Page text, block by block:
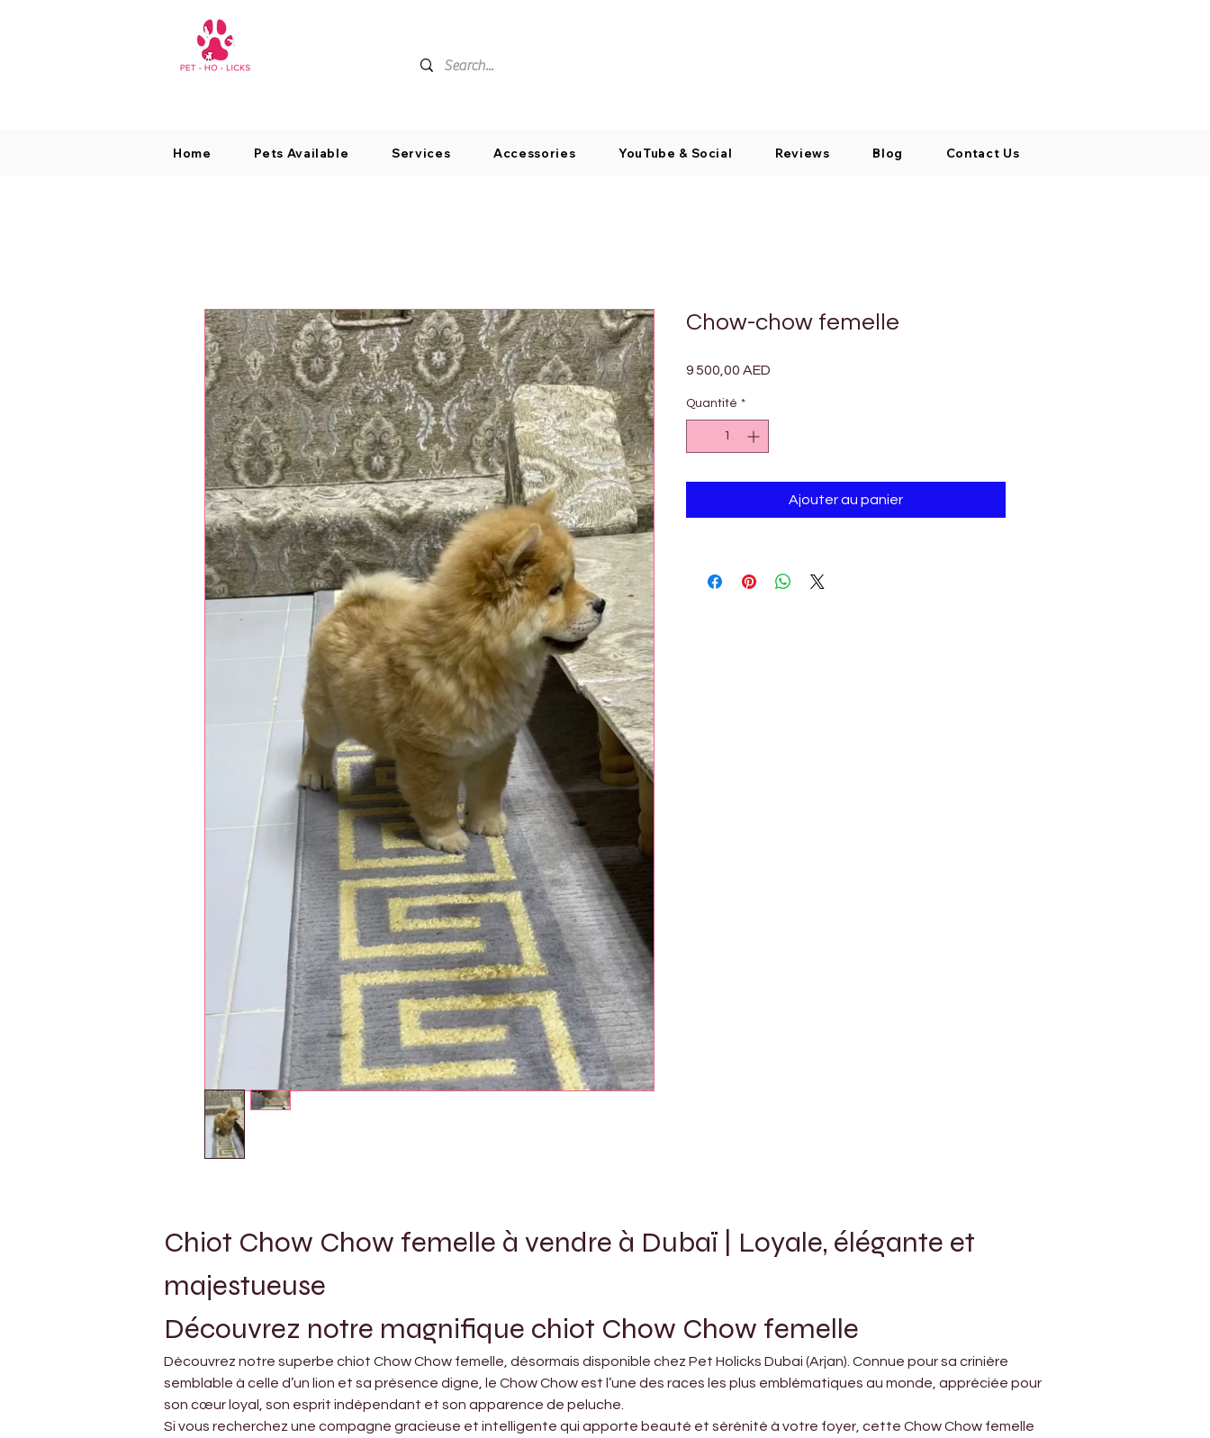
Home Pets Available Services Accessories YouTube & Social Reviews Blog Contact Us
Chow-chow femelle
9 500,00 AED
Quantité *
Ajouter au panier
Chiot Chow Chow femelle à vendre à Dubaï | Loyale, élégante et
majestueuse
Découvrez notre magnifique chiot Chow Chow femelle
Découvrez notre superbe chiot Chow Chow femelle, désormais disponible chez Pet Holicks Dubai (Arjan). Connue pour sa crinière
semblable à celle d’un lion et sa présence digne, le Chow Chow est l’une des races les plus emblématiques au monde, appréciée pour
son cœur loyal, son esprit indépendant et son apparence de peluche.
Si vous recherchez une compagne gracieuse et intelligente qui apporte beauté et sérénité à votre foyer, cette Chow Chow femelle